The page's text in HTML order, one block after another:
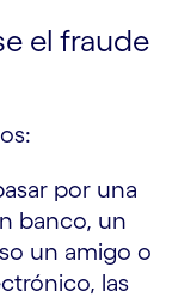
el fraude
por una
banco, un
un amigo o
las